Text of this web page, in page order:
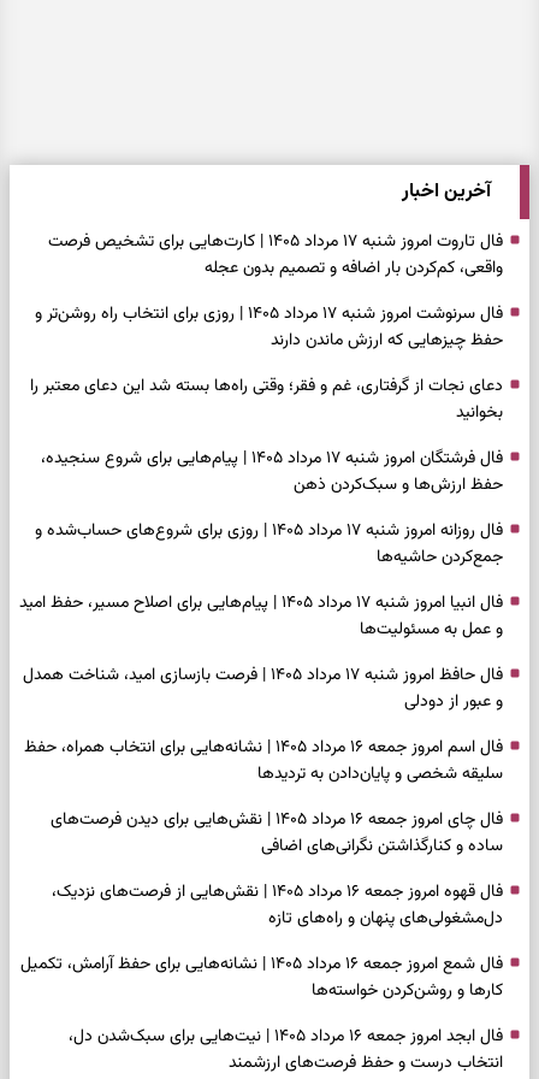
آخرین اخبار
فال تاروت امروز شنبه ۱۷ مرداد ۱۴۰۵ | کارت‌هایی برای تشخیص فرصت
واقعی، کم‌کردن بار اضافه و تصمیم بدون عجله
فال سرنوشت امروز شنبه ۱۷ مرداد ۱۴۰۵ | روزی برای انتخاب راه روشن‌تر و
حفظ چیزهایی که ارزش ماندن دارند
دعای نجات از گرفتاری، غم و فقر؛ وقتی راه‌ها بسته شد این دعای معتبر را
بخوانید
فال فرشتگان امروز شنبه ۱۷ مرداد ۱۴۰۵ | پیام‌هایی برای شروع سنجیده،
حفظ ارزش‌ها و سبک‌کردن ذهن
فال روزانه امروز شنبه ۱۷ مرداد ۱۴۰۵ | روزی برای شروع‌های حساب‌شده و
جمع‌کردن حاشیه‌ها
فال انبیا امروز شنبه ۱۷ مرداد ۱۴۰۵ | پیام‌هایی برای اصلاح مسیر، حفظ امید
و عمل به مسئولیت‌ها
فال حافظ امروز شنبه ۱۷ مرداد ۱۴۰۵ | فرصت بازسازی امید، شناخت همدل
و عبور از دودلی
فال اسم امروز جمعه ۱۶ مرداد ۱۴۰۵ | نشانه‌هایی برای انتخاب همراه، حفظ
سلیقه شخصی و پایان‌دادن به تردیدها
فال چای امروز جمعه ۱۶ مرداد ۱۴۰۵ | نقش‌هایی برای دیدن فرصت‌های
ساده و کنارگذاشتن نگرانی‌های اضافی
فال قهوه امروز جمعه ۱۶ مرداد ۱۴۰۵ | نقش‌هایی از فرصت‌های نزدیک،
دل‌مشغولی‌های پنهان و راه‌های تازه
فال شمع امروز جمعه ۱۶ مرداد ۱۴۰۵ | نشانه‌هایی برای حفظ آرامش، تکمیل
کارها و روشن‌کردن خواسته‌ها
فال ابجد امروز جمعه ۱۶ مرداد ۱۴۰۵ | نیت‌هایی برای سبک‌شدن دل،
انتخاب درست و حفظ فرصت‌های ارزشمند